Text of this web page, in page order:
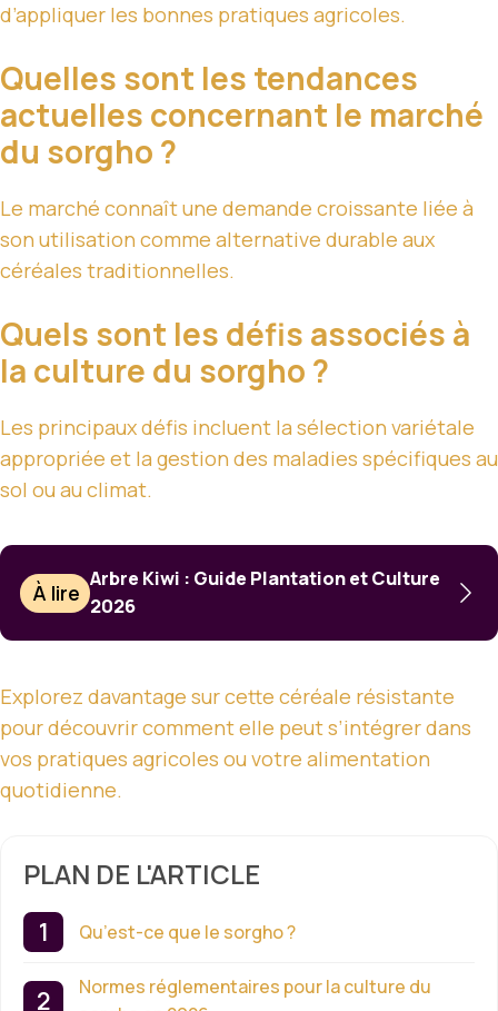
d’appliquer les bonnes pratiques agricoles.
Quelles sont les tendances
actuelles concernant le marché
du sorgho ?
Le marché connaît une demande croissante liée à
son utilisation comme alternative durable aux
céréales traditionnelles.
Quels sont les défis associés à
la culture du sorgho ?
Les principaux défis incluent la sélection variétale
appropriée et la gestion des maladies spécifiques au
sol ou au climat.
À lire
Arbre Kiwi : Guide Plantation et Culture
2026
Explorez davantage sur cette céréale résistante
pour découvrir comment elle peut s’intégrer dans
vos pratiques agricoles ou votre alimentation
quotidienne.
PLAN DE L'ARTICLE
Qu’est-ce que le sorgho ?
Normes réglementaires pour la culture du